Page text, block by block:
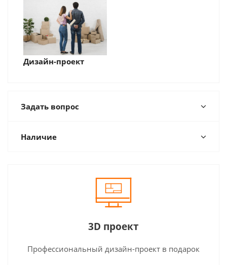
Дизайн-проект
Задать вопрос
Наличие
3D проект
Профессиональный дизайн-проект в подарок